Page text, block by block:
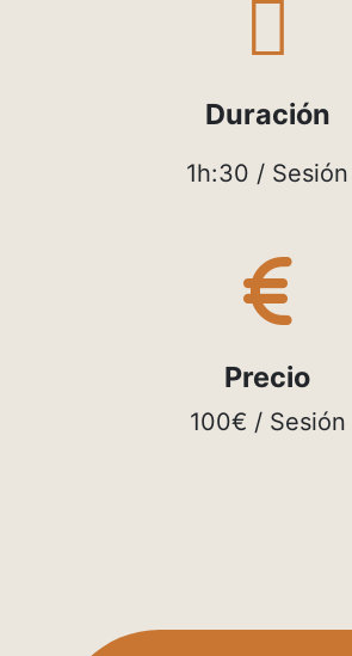
Duración
1h:30 / Sesión
fas
euro-
Precio
100€ / Sesión